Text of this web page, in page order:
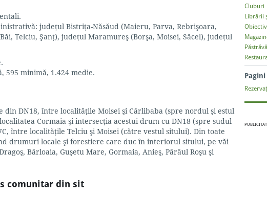
județul Bistriţa-Năsăud (Maieru, Parva, Rebrişoara,
Telciu, Şanţ), județul Maramureş (Borşa, Moisei, Săcel), județul
595 minimă, 1.424 medie.
din DN18, între localităţile Moisei şi Cârlibaba (spre nordul şi estul
Cormaia şi intersecţia acestui drum cu DN18 (spre sudul
între localităţile Telciu şi Moisei (către vestul sitului). Din toate
drumuri locale şi forestiere care duc în interiorul sitului, pe văi
Bârloaia, Guşetu Mare, Gormaia, Anieş, Pârâul Roşu şi
comunitar din sit
Cluburi
Librării